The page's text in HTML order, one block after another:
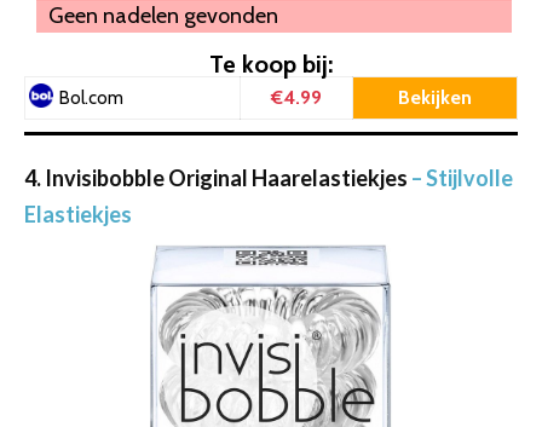
Geen nadelen gevonden
Te koop bij:
Bol.com €4.99 Bekijken
4. Invisibobble Original Haarelastiekjes – Stijlvolle
Elastiekjes